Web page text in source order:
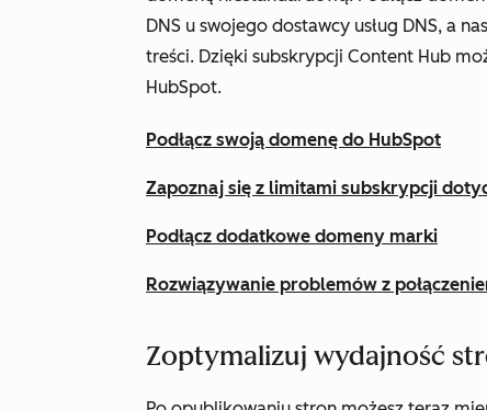
DNS u swojego dostawcy usług DNS, a
treści. Dzięki subskrypcji Content Hub
HubSpot.
Podłącz swoją domenę do HubSpot
Zapoznaj się z limitami subskrypcji
Podłącz dodatkowe domeny marki
Rozwiązywanie problemów z
Zoptymalizuj wydajność